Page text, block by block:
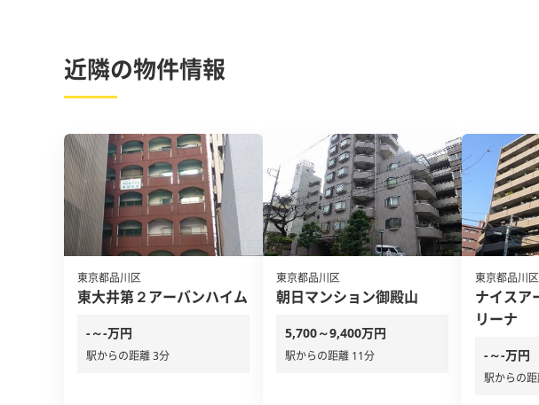
近隣の物件情報
東京都品川区
東大井第２アーバンハイム
-～-万円
駅からの距離 3分
東京都品川区
朝日マンション御殿山
5,700～9,400万円
駅からの距離 11分
東京都品川区
ナイスア
リーナ
-～-万円
駅からの